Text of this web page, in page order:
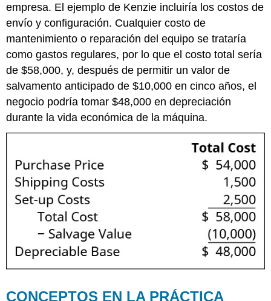
empresa. El ejemplo de Kenzie incluiría los costos de
envío y configuración. Cualquier costo de
mantenimiento o reparación del equipo se trataría
como gastos regulares, por lo que el costo total sería
de $58,000, y, después de permitir un valor de
salvamento anticipado de $10,000 en cinco años, el
negocio podría tomar $48,000 en depreciación
durante la vida económica de la máquina.
CONCEPTOS EN LA PRÁCTICA